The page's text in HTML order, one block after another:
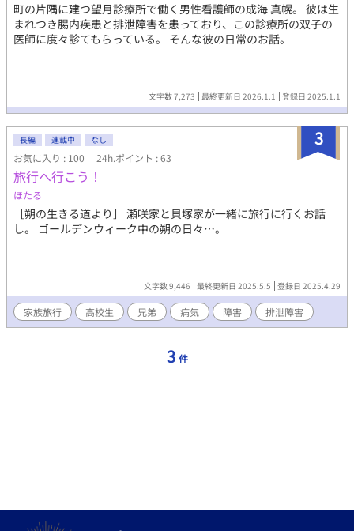
町の片隅に建つ望月診療所で働く男性看護師の成海 真幌。 彼は生
まれつき腸内疾患と排泄障害を患っており、この診療所の双子の
医師に度々診てもらっている。 そんな彼の日常のお話。
文字数 7,273 最終更新日 2026.1.1 登録日 2025.1.1
3
長編 連載中 なし
お気に入り : 100 24h.ポイント : 63
旅行へ行こう！
ほたる
［朔の生きる道より］ 瀬咲家と貝塚家が一緒に旅行に行くお話
し。 ゴールデンウィーク中の朔の日々…。
文字数 9,446 最終更新日 2025.5.5 登録日 2025.4.29
家族旅行 高校生 兄弟 病気 障害 排泄障害
3 件